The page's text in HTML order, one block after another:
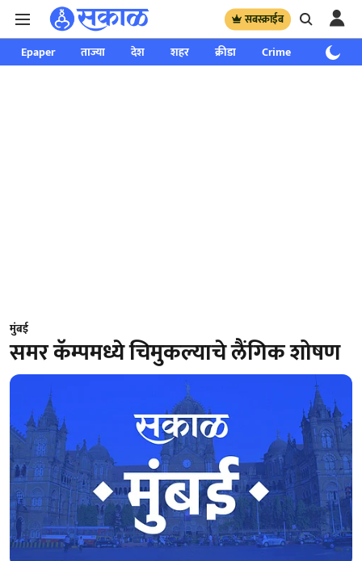
सबस्क्राईब
Epaper ताज्या देश शहर क्रीडा Crime साप्ताहिक
मुंबई
समर कॅम्पमध्ये चिमुकल्याचे लैंगिक शोषण